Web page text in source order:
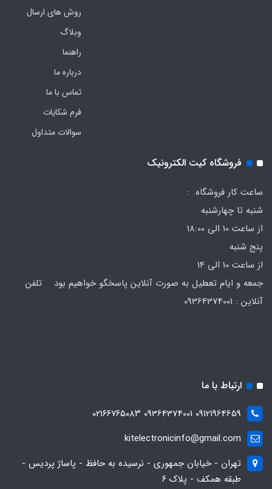
روش های ارسال
وبلاگ
راهنما
درباره ما
تماس با ما
فرم‌ شکایات
سوالات متداول
فروشگاه کیت الکترونیک
ساعت کار فروشگاه :
شنبه تا چهارشنبه
از ساعت 10 الی 18:00
پنج شنبه
از ساعت 10 الی 14
جمعه و ایام تعطیل به صورت آنلاین پاسخگو خواهیم بود تلفن
ارتباط با ما
09121964659 09364374001 ۰۲۱۶۶۷۶۵۰۸۳
kitelectronicinfo@gmail.com
تهران - خیابان جمهوری - نرسیده به حافظ - پاساژ پردیس -
طبقه همکف - پلاک ۶